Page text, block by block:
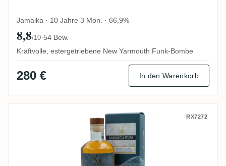
Jamaika · 10 Jahre 3 Mon. · 66,9%
8,8/10·54 Bew.
Kraftvolle, estergetriebene New Yarmouth Funk-Bombe
280 € In den Warenkorb
New Yarmouth Rum Artesanal Jamaica
RX7272